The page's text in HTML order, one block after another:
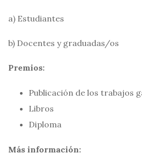
a) Estudiantes
b) Docentes y graduadas/os
Premios:
Publicación de los trabajos
Libros
Diploma
Más información: